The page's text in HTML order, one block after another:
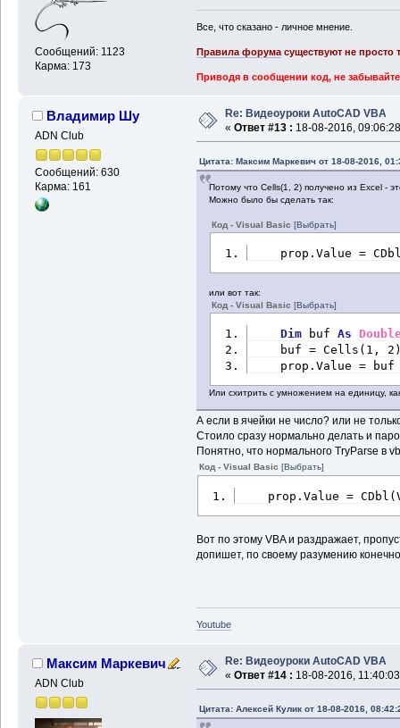
Сообщений: 1123
Карма: 173
Все, что сказано - личное мнение.
Правила форумасуществуют не просто
Приводя в сообщении код, не
Владимир Шу
ADN Club
Сообщений: 630
Карма: 161
Re: Видеоуроки AutoCAD VBA
« Ответ #13 : 18-08-2016,
Цитата: Максим Маркевич от 18-08-2016,
Потому что Cells(1, 2) получено из Excel -
Можно было бы сделать так:
Код - Visual Basic [Выбрать]
prop.Value =
или вот так:
Код - Visual Basic [Выбрать]
Dim buf As
buf = Cells(1,
prop.Value = buf
Или схитрить с умножением на единицу,
А если в ячейки не число? или не
Стоило сразу нормально делать и
Понятно, что нормального TryParse в
Код - Visual Basic [Выбрать]
prop.Value =
Вот по этому VBA и раздражает,
допишет, по своему разумению
Youtube
Максим Маркевич
ADN Club
Re: Видеоуроки AutoCAD VBA
« Ответ #14 : 18-08-2016,
Цитата: Алексей Кулик от 18-08-2016,